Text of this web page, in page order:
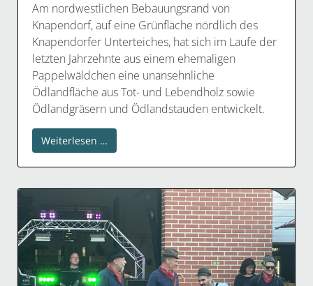
Am nordwestlichen Bebauungsrand von
Knapendorf, auf eine Grünfläche nördlich des
Knapendorfer Unterteiches, hat sich im Laufe der
letzten Jahrzehnte aus einem ehemaligen
Pappelwäldchen eine unansehnliche
Ödlandfläche aus Tot- und Lebendholz sowie
Ödlandgräsern und Ödlandstauden entwickelt.
Weiterlesen …